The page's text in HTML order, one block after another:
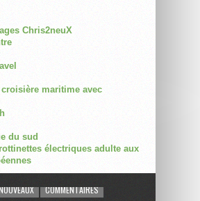
Chris2neuX
maritime avec
du sud
électriques adulte aux
COMMENTAIRES